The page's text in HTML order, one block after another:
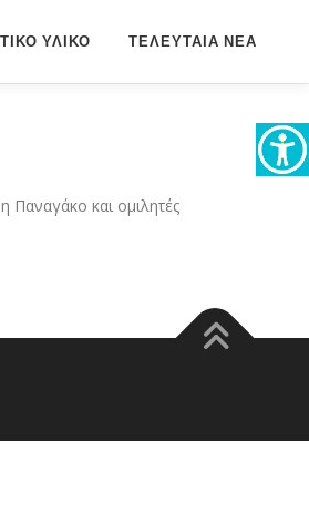
ΥΛΙΚΟ ΤΕΛΕΥΤΑΙΑ ΝΕΑ
Παναγάκο και ομιλητές